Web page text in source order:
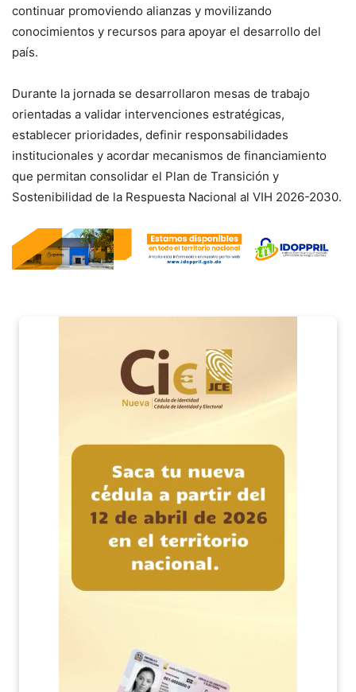
continuar promoviendo alianzas y movilizando
conocimientos y recursos para apoyar el desarrollo del
país.
Durante la jornada se desarrollaron mesas de trabajo
orientadas a validar intervenciones estratégicas,
establecer prioridades, definir responsabilidades
institucionales y acordar mecanismos de financiamiento
que permitan consolidar el Plan de Transición y
Sostenibilidad de la Respuesta Nacional al VIH 2026-2030.